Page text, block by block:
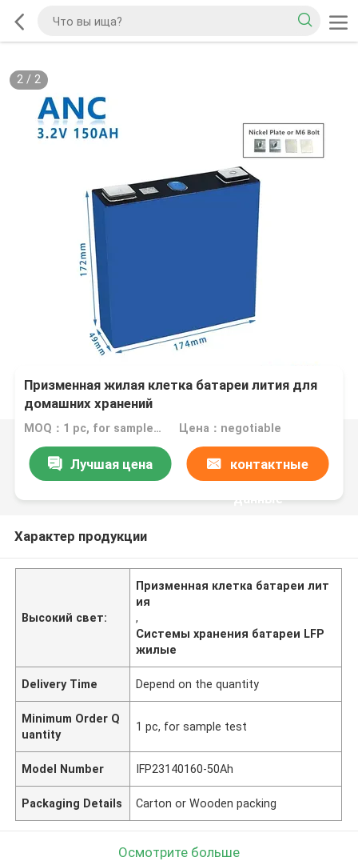
2/ 2
Призменная жилая клетка батареи лития для
домашних хранений
MOQ：1 pc, for sample test Цена：negotiable
Лучшая цена контактные
данные
Характер продукции
Высокий свет:
Призменная клетка батареи лит
ия
,
Системы хранения батареи LFP
жилые
Delivery Time Depend on the quantity
Minimum Order Q
uantity
1 pc, for sample test
Model Number IFP23140160-50Ah
Packaging Details Carton or Wooden packing
Осмотрите больше